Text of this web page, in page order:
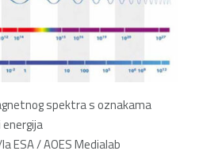
spektra s oznakama
ESA / AOES Medialab